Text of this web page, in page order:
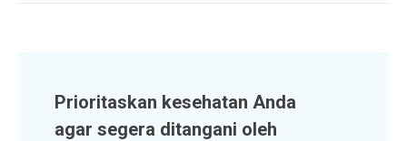
Prioritaskan kesehatan Anda
agar segera ditangani oleh